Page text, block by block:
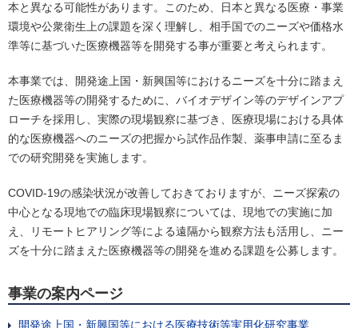
本と異なる可能性があります。このため、日本と異なる医療・事業
環境や公衆衛生上の課題を深く理解し、相手国でのニーズや価格水
準等に基づいた医療機器等を開発する事が重要と考えられます。
本事業では、開発途上国・新興国等におけるニーズを十分に踏まえ
た医療機器等の開発するために、バイオデザイン等のデザインアプ
ローチを採用し、実際の現場観察に基づき、医療現場における具体
的な医療機器へのニーズの把握から試作品作製、薬事申請に至るま
での研究開発を実施します。
COVID-19の感染状況が改善しておきておりますが、ニーズ探索の
中心となる現地での臨床現場観察については、現地での実施に加
え、リモートヒアリング等による遠隔から観察方法も活用し、ニー
ズを十分に踏まえた医療機器等の開発を進める課題を公募します。
事業の案内ページ
開発途上国・新興国等における医療技術等実用化研究事業